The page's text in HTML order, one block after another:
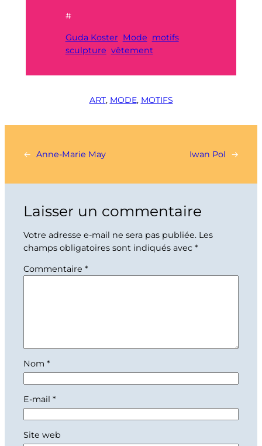
#
Guda Koster Mode motifs
sculpture vêtement
ART, MODE, MOTIFS
← Anne-Marie May Iwan Pol →
Laisser un commentaire
Votre adresse e-mail ne sera pas publiée. Les
champs obligatoires sont indiqués avec *
Commentaire *
Nom *
E-mail *
Site web